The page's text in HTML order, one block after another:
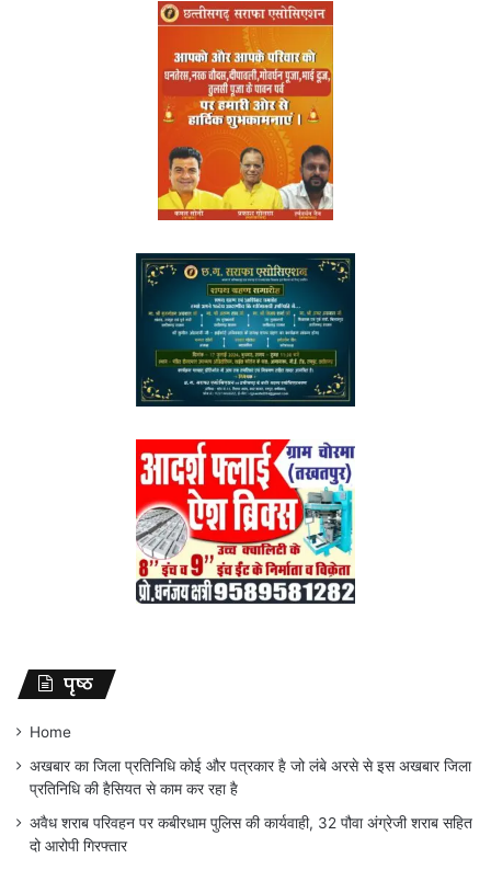
पृष्ठ
Home
अखबार का जिला प्रतिनिधि कोई और पत्रकार है जो लंबे अरसे से इस अखबार जिला
प्रतिनिधि की हैसियत से काम कर रहा है
अवैध शराब परिवहन पर कबीरधाम पुलिस की कार्यवाही, 32 पौवा अंग्रेजी शराब सहित
दो आरोपी गिरफ्तार